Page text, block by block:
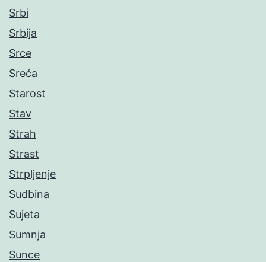
Srbi
Srbija
Srce
Sreća
Starost
Stav
Strah
Strast
Strpljenje
Sudbina
Sujeta
Sumnja
Sunce